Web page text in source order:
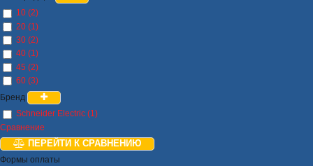
10 (2)
20 (1)
30 (2)
40 (1)
45 (2)
60 (3)
Бренд
Schneider Electric (1)
Сравнение
ПЕРЕЙТИ К СРАВНЕНИЮ
Формы оплаты